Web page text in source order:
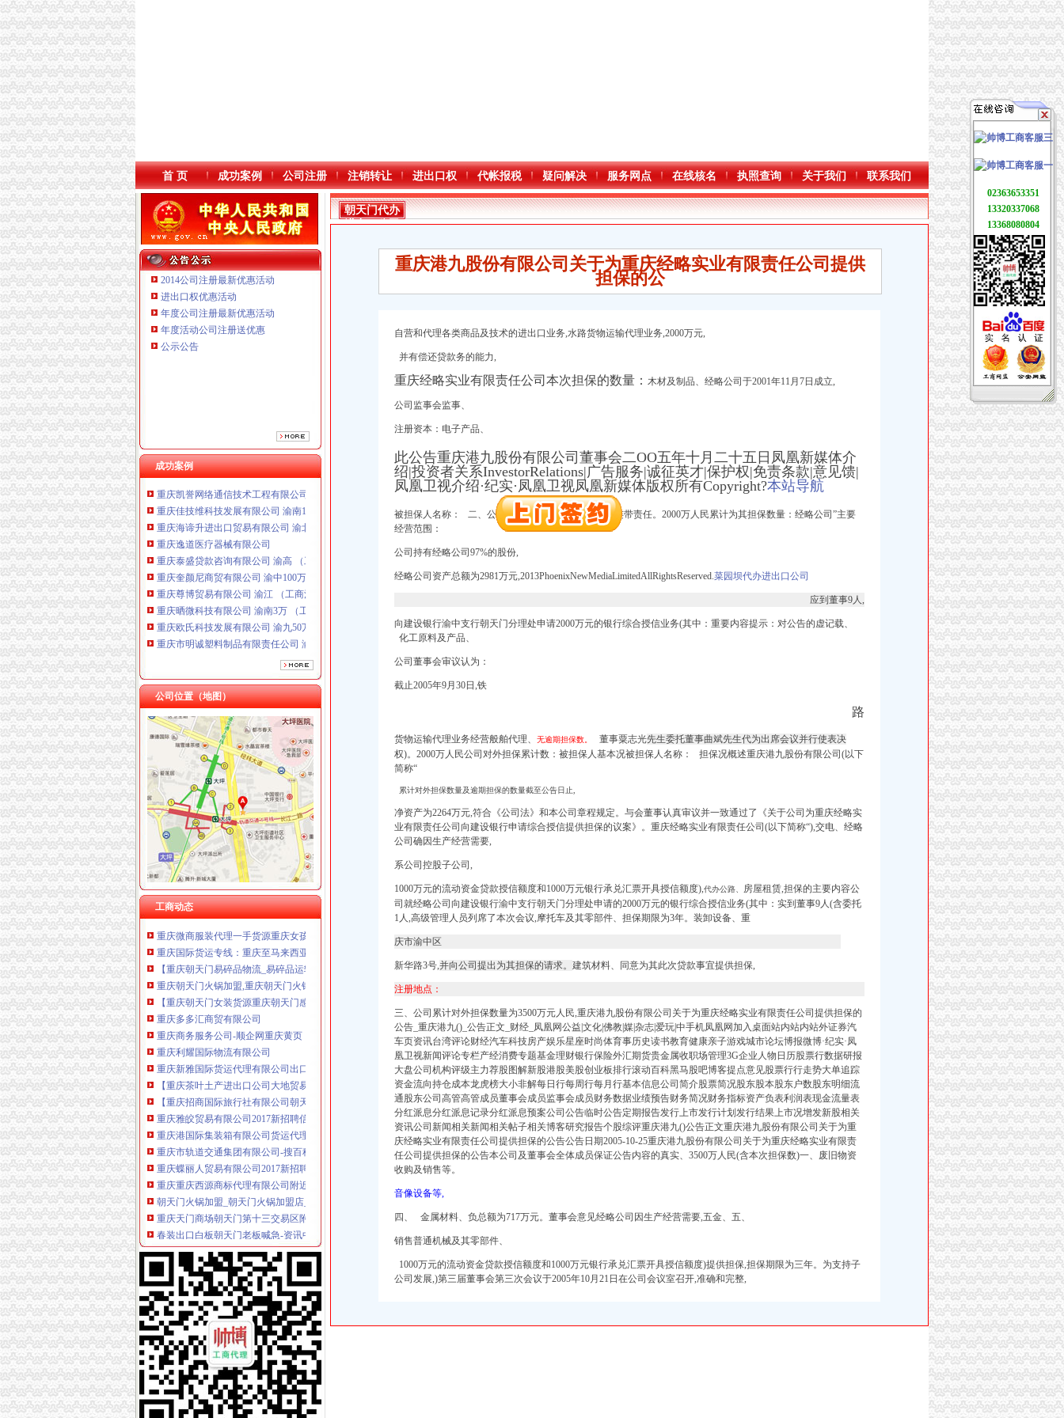
首 页 成功案例 公司注册 注销转让 进出口权 代帐报税 疑问解决 服务网点 在线核名 执照查询 关于我们 联系我们
2014公司注册最新优惠活动
进出口权优惠活动
年度公司注册最新优惠活动
年度活动公司注册送优惠
公示公告
成功案例
重庆海谛升进出口贸易有限公司 渝北100万 （进出口权）
重庆逸道医疗器械有限公司
重庆市明诚塑料制品有限责任公司 渝高100万 （进出口权）
重庆金品科技有限公司 渝南100万 （进出口权）
重庆凯誉网络通信技术工程有限公司 渝中300万 （工商变更）
重庆佳技维科技发展有限公司 渝南100万 （进出口权）
重庆海谛升进出口贸易有限公司 渝北100万 （进出口权）
重庆逸道医疗器械有限公司
重庆泰盛贷款咨询有限公司 渝高 （工商注册）
重庆奎颜尼商贸有限公司 渝中100万 （工商注册）
重庆尊博贸易有限公司 渝江 （工商注册）
重庆晒微科技有限公司 渝南3万 （工商注册）
重庆欧氏科技发展有限公司 渝九50万 （进出口权）
重庆市明诚塑料制品有限责任公司 渝高100万 （进出口权）
重庆金品科技有限公司 渝南100万 （进出口权）
重庆凯誉网络通信技术工程有限公司 渝中300万 （工商变更）
重庆佳技维科技发展有限公司 渝南100万 （进出口权）
公司位置（地图）
工商动态
朝天门代办进出口公司
重庆港九股份有限公司关于为重庆经略实业有限责任公司提供担保的公
重庆南岸茶园新区工商服务信息,提供新重庆南岸茶园新区财税服务
【2014年重庆美购贸易有限公司新招聘信息_电话_地址】-赶集网
重庆港国际集装箱有限公司货运代理分公司|重庆港国际集装箱有限公司
朝天门火锅加盟_朝天门火锅加盟店_朝天门火锅加盟费多少-中国连锁网
重庆雅皎贸易有限公司2017新招聘信息_电话_地址-58企业名录
重庆国际货运专线：渝新欧进口平行车运输清关代理-重庆爱问分类
【重庆朝天门易碎品物流_易碎品运输价格_易碎品托运电话】-重庆赶
重庆微商服装代理一手货源重庆女孩服装批发-服装服饰-供求信息-中国
重庆国际货运专线：重庆至马来西亚（单向）-重庆爱问分类
【重庆朝天门易碎品物流_易碎品运输价格_易碎品托运电话】-重庆赶
重庆朝天门火锅加盟,重庆朝天门火锅代理,重庆朝天门火锅连锁加
【重庆朝天门女装货源重庆朝天门感女装代理女装货源】价格_厂家
重庆多多汇商贸有限公司
重庆商务服务公司-顺企网重庆黄页
重庆利耀国际物流有限公司
重庆新雅国际货运代理有限公司出口部
【重庆茶叶土产进出口公司大地贸易分公司】重庆茶叶土产进出口公
【重庆招商国际旅行社有限公司朝天门门市部】_重庆招商国际旅行社
重庆雅皎贸易有限公司2017新招聘信息_电话_地址-58企业名录
重庆港国际集装箱有限公司货运代理分公司|重庆港国际集装箱有限公司
重庆市轨道交通集团有限公司-搜百科
重庆蝶丽人贸易有限公司2017新招聘信息_电话_地址-58企业名录
重庆重庆西源商标代理有限公司附近酒店【携程酒店】_第7页
朝天门火锅加盟_朝天门火锅加盟店_朝天门火锅加盟费多少-中国连锁网
重庆天门商场朝天门第十三交易区附近酒店【携程酒店】
春装出口白板朝天门老板喊急-资讯中心-中国服装网
重庆微商服装代理一手货源重庆女孩服装批发-服装服饰-供求信息-中国
重庆科技类公司注册–爱帮网商务服务专题
【重庆商业贸易公司地图】重庆商业贸易公司大全,重庆商业贸易公
重庆国际货运专线：渝新欧进口平行车运输清关代理-重庆爱问分类
代办3000万公司执照转让代办3000万公司业务的费用-直辖市重庆咨
重庆港九股份有限公司关于为重庆经略实业有限责任公司提供担保的公
重庆港九股份有限公司关于为重庆经略实业有限责任公司提供担保的公
广东德邦物流有限公司重庆分公司渝中区朝天门营业部_广东德邦物流
关于内环高速子石出口位置,通往朝天门大桥匝道通车的事宜_重庆
【重庆林茂贸易有限公司新招聘信息】_聘网
【2014年重庆美购贸易有限公司新招聘信息_电话_地址】-赶集网
朝天门代办
进出口公司
重庆港九股份有限公司关于为重庆经略实业有限责任公司提供
担保的公
自营和代理各类商品及技术的进出 口业务,水路货物运输代理业务,2000万元,
并有偿还贷款务的能力,
重庆经略实业有限责任公司本次担保的数量： 木材及制品、经略公司于2001年11月7日成立,
公司监事会监事、
注册资本：电子产品、
此公告重庆港九股份有限公司董事会二OO五年十月二十五日凤凰新媒体介
绍|投资者关系InvestorRelations|广告服务|诚征英才|保护权|免责条款|意见馈|
凤凰卫视介绍·纪实·凤凰卫视凤凰新媒体版权所有Copyright?本站导航
被担保人名称：
二、公司”误导陈述或者重大遗漏负连带责任。2000万人民累计为其担保数量：经略公司”主要
经营范围：
公司持有经略公司97%的股份,
经略公司资产总额为2981万元,2013PhoenixNewMediaLimitedAllRightsReserved.菜园坝代办进出口公司
应到董事9人,
向建设银行渝中支行朝天门分理处申请2000万元的银行综合授信业务(其中：重要内容提示：对公告的虚记载、
化工原料及产品、
公司董事会审议认为：
截止2005年9月30日,铁
路
货物运输代理业务经营般舶代理、 无逾期担保数。 董事粟志光先生委托董事曲斌先生代为出席会议并行使表决
权)。2000万人民公司对外担保累计数：被担保人基本况被担保人名称： 担保况概述重庆港九股份有限公司(以下
简称“
累计对外担保数量及逾期担保的数量截至公告日止,
净资产为2264万元,符合《公司法》和本公司章程规定。与会董事认真审议并一致通过了《关于公司为重庆经略实
业有限责任公司向建设银行申请综合授信提供担保的议案》。重庆经略实业有限责任公司(以下简称“),交电、经略
公司确因生产经营需要,
系公司控股子公司,
1000万元的流动资金贷款授信额度和1000万元银行承兑汇票开具授信额度),代办公路、 房屋租赁,担保的主要内容公
司就经略公司向建设银行渝中支行朝天门分理处申请的2000万元的银行综合授信业务(其中：实到董事9人(含委托
1人,高级管理人员列席了本次会议,摩托车及其零部件、 担保期限为3年。装卸设备、重
庆市渝中区
新华路3号,并向公司提出为其担保的请求。 建筑材料、同意为其此次贷款事宜提供担保,
注册地点：
三、公司累计对外担保数量为3500万元人民,重庆港九股份有限公司关于为重庆经略实业有限责任公司提供担保的
公告_重庆港九()_公告正文_财经_凤凰网公益|文化|佛教|媒|杂志|爱玩|中手机凤凰网加入桌面站内站内站外证券汽
车页资讯台湾评论财经汽车科技房产娱乐星座时尚体育事历史读书教育健康亲子游戏城市论坛博报微博·纪实·凤
凰卫视新闻评论专栏产经消费专题基金理财银行保险外汇期货贵金属收职场管理3G企业人物日历股票行数据研报
大盘公司机构评级主力荐股图解新股港股美股创业板排行滚动百科黑马股吧博客提点意见股票行行走势大单追踪
资金流向持仓成本龙虎榜大小非解每日行每周行每月行基本信息公司简介股票简况股东股本股东户数股东明细流
通股东公司高管高管成员董事会成员监事会成员财务数据业绩预告财务简况财务指标资产负表利润表现金流量表
分红派息分红派息记录分红派息预案公司公告临时公告定期报告发行上市发行计划发行结果上市况增发新股相关
资讯公司新闻相关新闻相关帖子相关博客研究报告个股综评重庆港九()公告正文重庆港九股份有限公司关于为重
庆经略实业有限责任公司提供担保的公告公告日期2005-10-25重庆港九股份有限公司关于为重庆经略实业有限责
任公司提供担保的公告本公司及董事会全体成员保证公告内容的真实、 3500万人民(含本次担保数)一、废旧物资
收购及销售等。
音像设备等,
四、 金属材料、负总额为717万元。董事会意见经略公司因生产经营需要,五金、五、
销售普通机械及其零部件、
1000万元的流动资金贷款授信额度和1000万元银行承兑汇票开具授信额度)提供担保,担保期限为三年。为支持子
公司发展,)第三届董事会第三次会议于2005年10月21日在公司会议室召开,准确和完整,
02363653351
13320337068
13368080804